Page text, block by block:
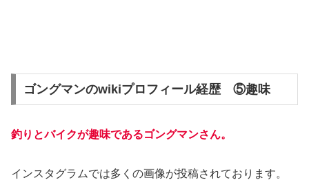
ゴングマンのwikiプロフィール経歴 ⑤趣味
釣りとバイクが趣味であるゴングマンさん。
インスタグラムでは多くの画像が投稿されております。